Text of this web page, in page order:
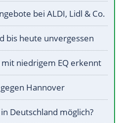
bei ALDI, Lidl & Co.
bis heute unvergessen
niedrigem EQ erkennt
Hannover
Deutschland möglich?